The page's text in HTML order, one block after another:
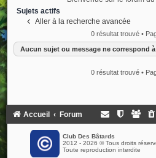
Sujets actifs
Aller à la recherche avancée
0 résultat trouvé •
Aucun sujet ou message ne correspond
0 résultat trouvé •
Accueil Forum
Club Des Bâtards
2012 - 2026 © Tous droits
Toute reproduction interdite